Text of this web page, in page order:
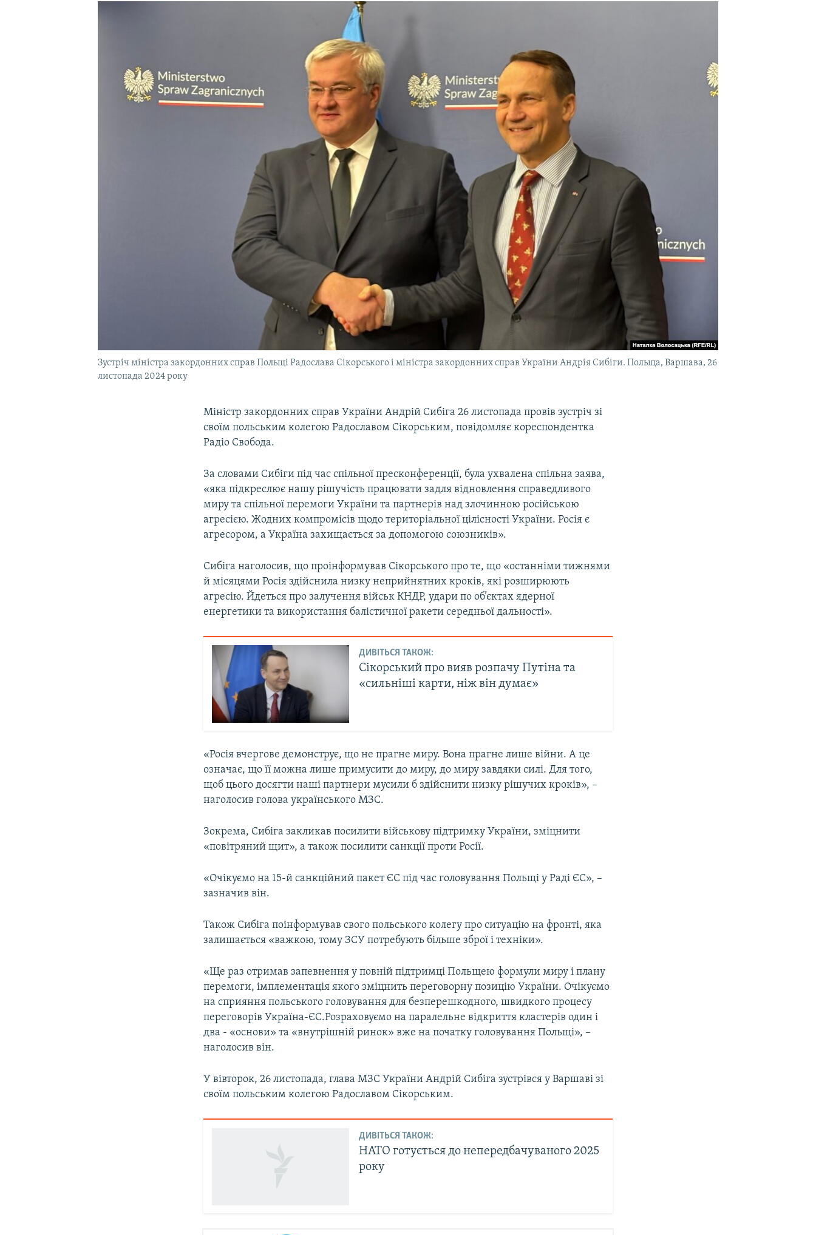
Зустріч міністра закордонних справ Польщі Радослава Сікорського і міністра закордонних справ України Андрія Сибіги. Польща, Варшава, 26
листопада 2024 року
Міністр закордонних справ України Андрій Сибіга 26 листопада провів зустріч зі
своїм польським колегою Радославом Сікорським, повідомляє кореспондентка
Радіо Свобода.
За словами Сибіги під час спільної пресконференції, була ухвалена спільна заява,
«яка підкреслює нашу рішучість працювати задля відновлення справедливого
миру та спільної перемоги України та партнерів над злочинною російською
агресією. Жодних компромісів щодо територіальної цілісності України. Росія є
агресором, а Україна захищається за допомогою союзників».
Сибіга наголосив, що проінформував Сікорського про те, що «останніми тижнями
й місяцями Росія здійснила низку неприйнятних кроків, які розширюють
агресію. Йдеться про залучення військ КНДР, удари по об’єктах ядерної
енергетики та використання балістичної ракети середньої дальності».
ДИВІТЬСЯ ТАКОЖ:
Сікорський про вияв розпачу Путіна та
«сильніші карти, ніж він думає»
«Росія вчергове демонструє, що не прагне миру. Вона прагне лише війни. А це
означає, що її можна лише примусити до миру, до миру завдяки силі. Для того,
щоб цього досягти наші партнери мусили б здійснити низку рішучих кроків», –
наголосив голова українського МЗС.
Зокрема, Сибіга закликав посилити військову підтримку України, зміцнити
«повітряний щит», а також посилити санкції проти Росії.
«Очікуємо на 15-й санкційний пакет ЄС під час головування Польщі у Раді ЄС», –
зазначив він.
Також Сибіга поінформував свого польського колегу про ситуацію на фронті, яка
залишається «важкою, тому ЗСУ потребують більше зброї і техніки».
«Ще раз отримав запевнення у повній підтримці Польщею формули миру і плану
перемоги, імплементація якого зміцнить переговорну позицію України. Очікуємо
на сприяння польського головування для безперешкодного, швидкого процесу
переговорів Україна-ЄС.Розраховуємо на паралельне відкриття кластерів один і
два - «основи» та «внутрішній ринок» вже на початку головування Польщі», –
наголосив він.
У вівторок, 26 листопада, глава МЗС України Андрій Сибіга зустрівся у Варшаві зі
своїм польським колегою Радославом Сікорським.
ДИВІТЬСЯ ТАКОЖ:
НАТО готується до непередбачуваного 2025
року